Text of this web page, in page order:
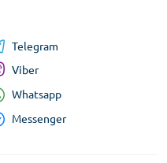
Telegram
Viber
Whatsapp
Messenger